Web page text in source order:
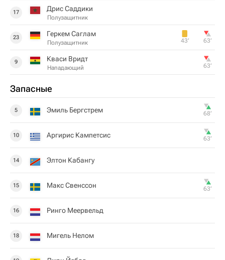
17 Дрис Саддики
Полузащитник
23 Геркем Саглам
Полузащитник 43‎’‎ 63‎’‎
9 Кваси Вридт
Нападающий 63‎’‎
Запасные
5 Эмиль Бергстрем 68‎’‎
10 Аргирис Кампетсис 63‎’‎
14 Элтон Кабангу
15 Макс Свенссон 63‎’‎
16 Ринго Меервельд
18 Мигель Нелом